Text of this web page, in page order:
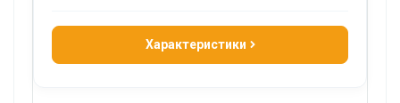
Характеристики